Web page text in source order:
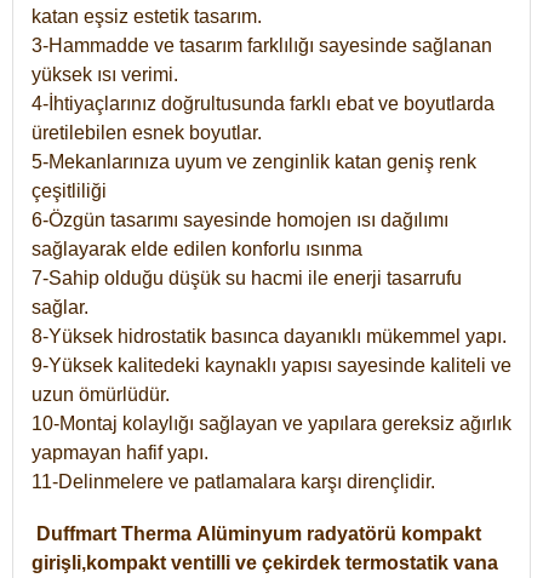
katan eşsiz estetik tasarım.
3-Hammadde ve tasarım farklılığı sayesinde sağlanan
yüksek ısı verimi.
4-İhtiyaçlarınız doğrultusunda farklı ebat ve boyutlarda
üretilebilen esnek boyutlar.
5-Mekanlarınıza uyum ve zenginlik katan geniş renk
çeşitliliği
6-Özgün tasarımı sayesinde homojen ısı dağılımı
sağlayarak elde edilen konforlu ısınma
7-Sahip olduğu düşük su hacmi ile enerji tasarrufu
sağlar.
8-Yüksek hidrostatik basınca dayanıklı mükemmel yapı.
9-Yüksek kalitedeki kaynaklı yapısı sayesinde kaliteli ve
uzun ömürlüdür.
10-Montaj kolaylığı sağlayan ve yapılara gereksiz ağırlık
yapmayan hafif yapı.
11-Delinmelere ve patlamalara karşı dirençlidir.
Duffmart Therma Alüminyum radyatörü kompakt
girişli,kompakt ventilli ve çekirdek termostatik vana